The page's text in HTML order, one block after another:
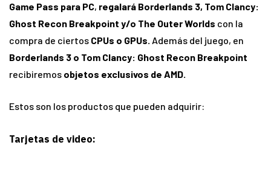
Game Pass para PC, regalará Borderlands 3, Tom Clancy:
Ghost Recon Breakpoint y/o The Outer Worlds con la
compra de ciertos CPUs o GPUs. Además del juego, en
Borderlands 3 o Tom Clancy: Ghost Recon Breakpoint
recibiremos objetos exclusivos de AMD.
Estos son los productos que pueden adquirir:
Tarjetas de video: